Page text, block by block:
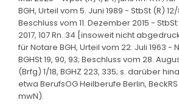
BGH, Urteil vom 5. Juni 1989 - StbSt (R)
Beschluss vom 11. Dezember 2015 - StbSt
2017, 107 Rn. 34 [insoweit nicht
für Notare BGH, Urteil vom 22. Juli 1963 -
BGHSt 19, 90, 93; Beschluss vom 28.
(Brfg) 1/18, BGHZ 223, 335; s. darüber
etwa BerufsOG Heilberufe Berlin, BeckRS
mwN).